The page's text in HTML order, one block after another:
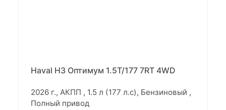
Haval H3 Оптимум 1.5T/177 7RT 4WD
2026 г., АКПП , 1.5 л (177 л.с), Бензиновый ,
Полный привод